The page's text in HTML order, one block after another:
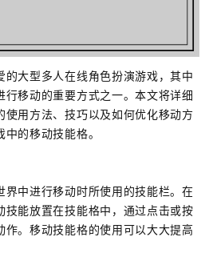
大型多人在线角色扮演游戏，其中
移动的重要方式之一。本文将详细
使用方法、技巧以及如何优化移动方
的移动技能格。
中进行移动时所使用的技能栏。在
能放置在技能格中，通过点击或按
。移动技能格的使用可以大大提高